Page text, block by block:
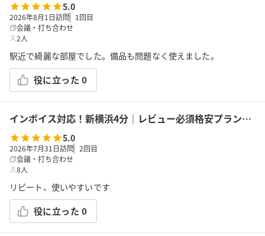
5.0
2026年8月1日訪問 1 回目
会議・打ち合わせ
2人
駅近で綺麗な部屋でした。備品も問題なく使えました。
役に立った 0
インボイス対応！新横浜4分｜レビュー必須格安プラン｜14席｜土足OK｜Wi-Fi｜43型モニター｜ボドゲ｜面接・勉強｜トイレは女性に嬉しいお部屋外男女別
5.0
2026年7月31日訪問 2回目
会議・打ち合わせ
8人
リピート、使いやすいです
役に立った 0